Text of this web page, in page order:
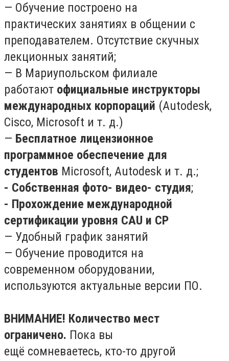
— Обучение построено на
практических занятиях в общении с
преподавателем. Отсутствие скучных
лекционных занятий;
— В Мариупольском филиале
работают официальные инструкторы
международных корпораций (Autodesk,
Cisco, Microsoft и т. д.)
— Бесплатное лицензионное
программное обеспечение для
студентов Microsoft, Autodesk и т. д.;
- Собственная фото- видео- студия;
- Прохождение международной
сертификации уровня CAU и CP
— Удобный график занятий
— Обучение проводится на
современном оборудовании,
используются актуальные версии ПО.
ВНИМАНИЕ! Количество мест
ограничено. Пока вы
ещё сомневаетесь, кто-то другой